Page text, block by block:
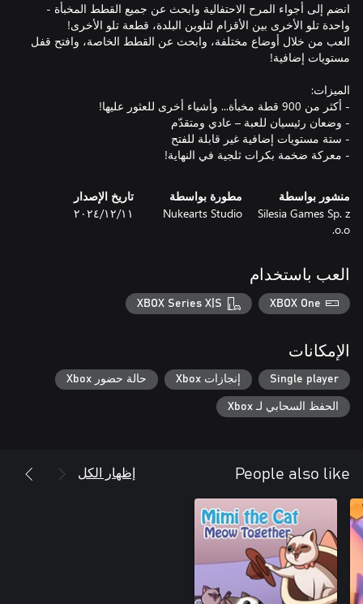
انضم إلى أجواء المرح الاحتفالية وابحث عن جميع القطط المخبأة -
العب من خلال أوضاع مختلفة، وابحث عن القطط الخاصة، وافتح قفل
- معركة ضخمة بكرات ثلجية في النهاية!
منشور بواسطة
Silesia Games Sp. z
o.o.
مطورة بواسطة
Nukearts Studio
تاريخ الإصدار
١١‏/١٢‏/٢٠٢٤
العب باستخدام
XBOX One
XBOX Series X|S
الإمكانات
Single player إنجازات Xbox حالة حضور Xbox
الحفظ السحابي لـ Xbox
People also like إظهار الكل